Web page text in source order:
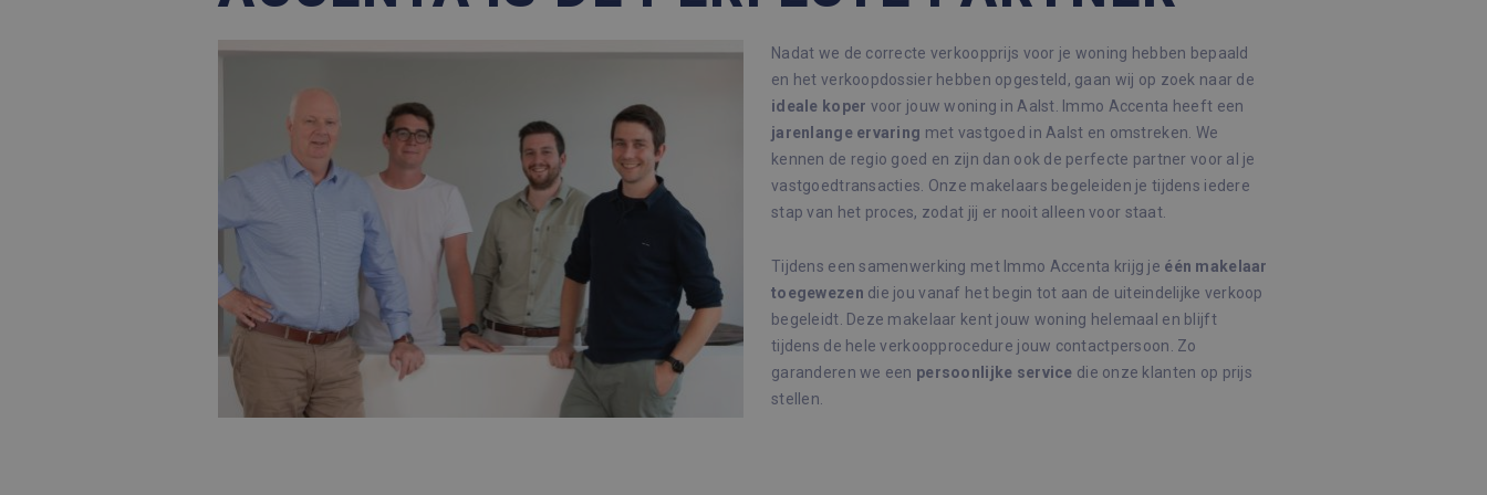
Nadat we de correcte verkoopprijs voor je woning hebben bepaald
en het verkoopdossier hebben opgesteld, gaan wij op zoek naar de
ideale koper voor jouw woning in Aalst. Immo Accenta heeft een
jarenlange ervaring met vastgoed in Aalst en omstreken. We
kennen de regio goed en zijn dan ook de perfecte partner voor al je
vastgoedtransacties. Onze makelaars begeleiden je tijdens iedere
stap van het proces, zodat jij er nooit alleen voor staat.
Tijdens een samenwerking met Immo Accenta krijg je één makelaar
toegewezen die jou vanaf het begin tot aan de uiteindelijke verkoop
begeleidt. Deze makelaar kent jouw woning helemaal en blijft
tijdens de hele verkoopprocedure jouw contactpersoon. Zo
garanderen we een persoonlijke service die onze klanten op prijs
stellen.